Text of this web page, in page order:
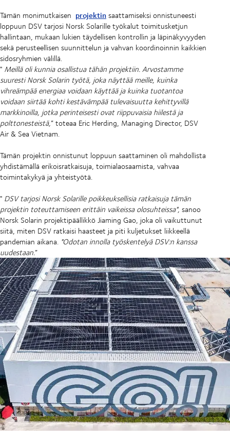
Tämän monimutkaisen projektinsaattamiseksi onnistuneesti
loppuun DSV tarjosi Norsk Solarille työkalut toimitusketjun
hallintaan, mukaan lukien täydellisen kontrollin ja läpinäkyvyyden
sekä perusteellisen suunnittelun ja vahvan koordinoinnin kaikkien
sidosryhmien välillä.
" Meillä oli kunnia osallistua tähän projektiin. Arvostamme
suuresti Norsk Solarin työtä, joka näyttää meille, kuinka
vihreämpää energiaa voidaan käyttää ja kuinka tuotantoa
voidaan siirtää kohti kestävämpää tulevaisuutta kehittyvillä
markkinoilla, jotka perinteisesti ovat riippuvaisia hiilestä ja
polttonesteistä,” toteaa Eric Herding, Managing Director, DSV
Air & Sea Vietnam.
Tämän projektin onnistunut loppuun saattaminen oli mahdollista
yhdistämällä erikoisratkaisuja, toimialaosaamista, vahvaa
toimintakykyä ja yhteistyötä.
" DSV tarjosi Norsk Solarille poikkeuksellisia ratkaisuja tämän
projektin toteuttamiseen erittäin vaikeissa olosuhteissa", sanoo
Norsk Solarin projektipäällikkö Jiaming Gao, joka oli vaikuttunut
siitä, miten DSV ratkaisi haasteet ja piti kuljetukset liikkeellä
pandemian aikana. "Odotan innolla työskentelyä DSV:n kanssa
uudestaan.”